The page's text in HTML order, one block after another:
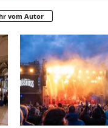
vom Autor